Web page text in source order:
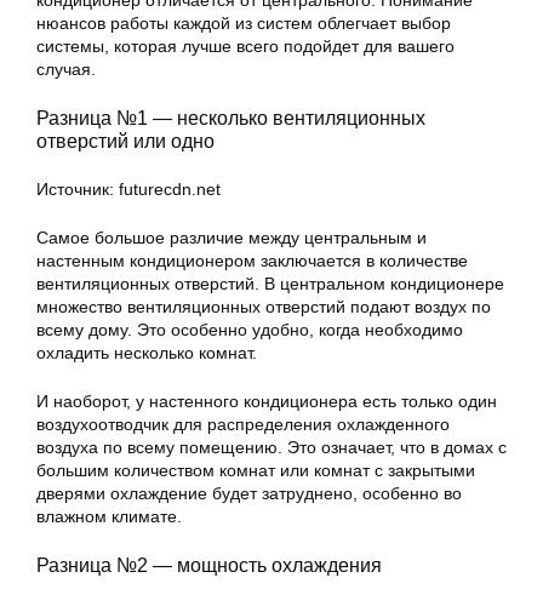
нюансов работы каждой из систем облегчает выбор
системы, которая лучше всего подойдет для вашего
случая.
Разница №1 — несколько вентиляционных
отверстий или одно
Источник: futurecdn.net
Самое большое различие между центральным и
настенным кондиционером заключается в количестве
вентиляционных отверстий. В центральном кондиционере
множество вентиляционных отверстий подают воздух по
всему дому. Это особенно удобно, когда необходимо
охладить несколько комнат.
И наоборот, у настенного кондиционера есть только один
воздухоотводчик для распределения охлажденного
воздуха по всему помещению. Это означает, что в домах с
большим количеством комнат или комнат с закрытыми
дверями охлаждение будет затруднено, особенно во
влажном климате.
Разница №2 — мощность охлаждения